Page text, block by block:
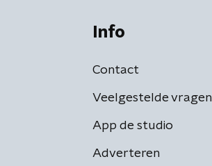
Info
Contact
Veelgestelde vragen
App de studio
Adverteren